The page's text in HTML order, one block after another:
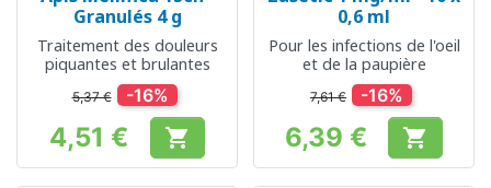
Granulés 4 g
Traitement des douleurs
piquantes et brulantes
5,37 € -16%
Prix
4,51 € 
0,6 ml
Pour les infections de l'oeil
et de la paupière
7,61 € -16%
Prix
6,39 € 